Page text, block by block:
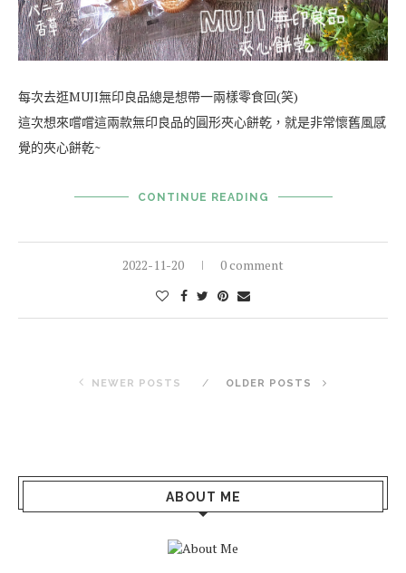
每次去逛MUJI無印良品總是想帶一兩樣零食回(笑)
這次想來嚐嚐這兩款無印良品的圓形夾心餅乾，就是非常懷舊風感
覺的夾心餅乾~
CONTINUE READING
2022-11-20 0 comment
NEWER POSTS OLDER POSTS
ABOUT ME